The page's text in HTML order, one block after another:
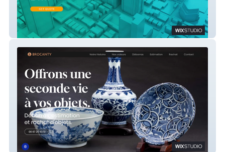
EUROSIA
Brocanty